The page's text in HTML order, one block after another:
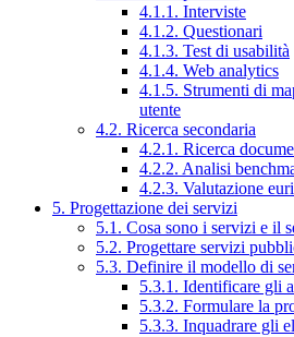
4.1.1. Interviste
4.1.2. Questionari
4.1.3. Test di usabilità
4.1.4. Web analytics
4.1.5. Strumenti di
utente
4.2. Ricerca secondaria
4.2.1. Ricerca
4.2.2. Analisi
4.2.3. Valutazione
5. Progettazione dei servizi
5.1. Cosa sono i servizi e il
5.2. Progettare servizi
5.3. Definire il modello di
5.3.1. Identificare gli
5.3.2. Formulare la
5.3.3. Inquadrare gli